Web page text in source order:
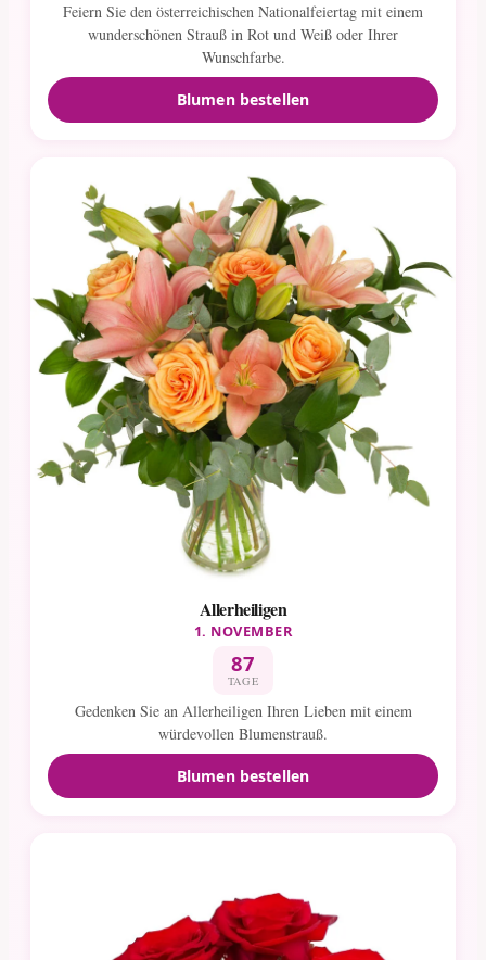
Feiern Sie den österreichischen Nationalfeiertag mit einem
wunderschönen Strauß in Rot und Weiß oder Ihrer
Wunschfarbe.
Blumen bestellen
Allerheiligen
1. NOVEMBER
87
TAGE
Gedenken Sie an Allerheiligen Ihren Lieben mit einem
würdevollen Blumenstrauß.
Blumen bestellen